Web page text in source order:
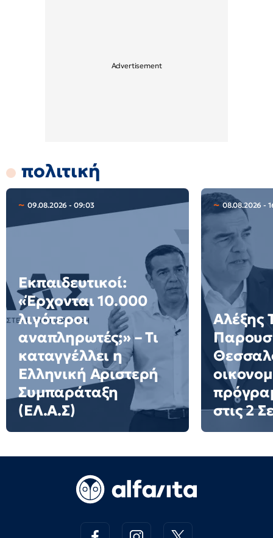
πολιτική
09.08.2026 - 09:03
Εκπαιδευτικοί:
«Έρχονται 10.000
λιγότεροι
αναπληρωτές;» – Τι
καταγγέλλει η
Ελληνική Αριστερή
Συμπαράταξη
(ΕΛ.Α.Σ)
08.08.2026 -
Αλέξης
στις 2